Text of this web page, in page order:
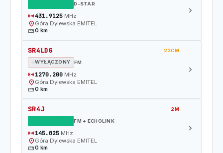
D-STAR
sensors431.9125MHz
location_on Góra Dylewska EMITEL
straighten0 km
chevron_right
SR4LDG 23CM
WYŁĄCZONY FM
sensors 1270.200MHz
location_on Góra Dylewska EMITEL
straighten0 km
chevron_right
SR4J 2M
FM + ECHOLINK
sensors 145.025MHz
location_on Góra Dylewska EMITEL
straighten0 km
chevron_right